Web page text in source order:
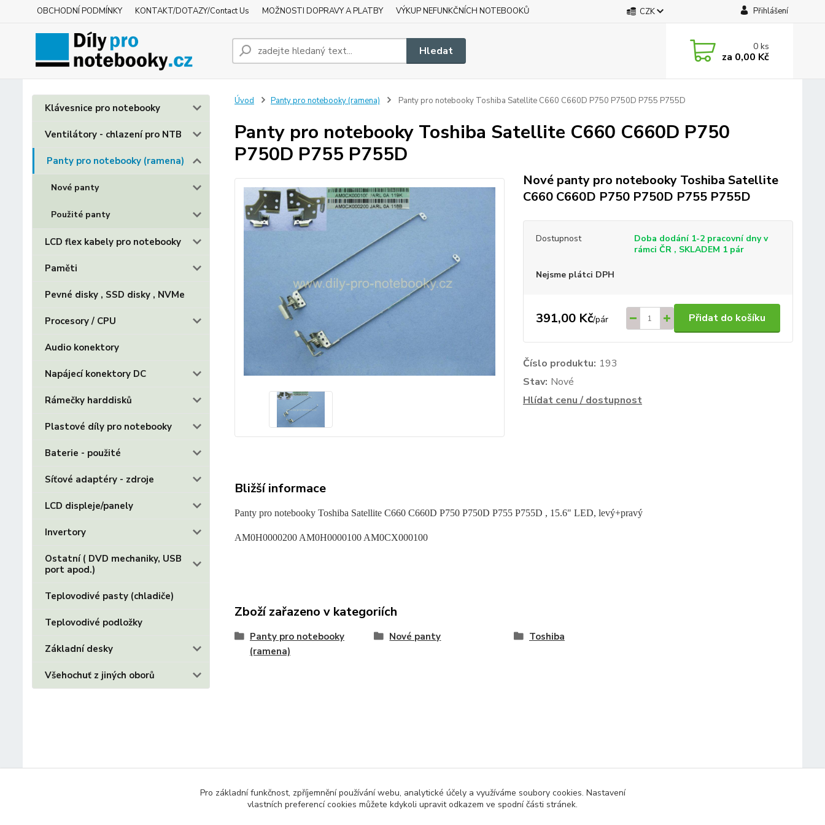
OBCHODNÍ PODMÍNKY KONTAKT/DOTAZY/Contact Us MOŽNOSTI DOPRAVY A PLATBY VÝKUP NEFUNKČNÍCH NOTEBOOKŮ CZK Přihlášení
Hledat 0ks
za 0,00 Kč
Klávesnice pro notebooky
Ventilátory - chlazení pro NTB
Panty pro notebooky (ramena)
Nové panty
Použité panty
LCD flex kabely pro notebooky
Paměti
Pevné disky , SSD disky , NVMe
Procesory / CPU
Audio konektory
Napájecí konektory DC
Rámečky harddisků
Plastové díly pro notebooky
Baterie - použité
Síťové adaptéry - zdroje
LCD displeje/panely
Invertory
Ostatní ( DVD mechaniky, USB
port apod.)
Teplovodivé pasty (chladiče)
Teplovodivé podložky
Základní desky
Všehochuť z jiných oborů
Úvod Panty pro notebooky (ramena) Panty pro notebooky Toshiba Satellite C660 C660D P750 P750D P755 P755D
Panty pro notebooky Toshiba Satellite C660 C660D P750
P750D P755 P755D
Nové panty pro notebooky Toshiba Satellite
C660 C660D P750 P750D P755 P755D
Dostupnost
Doba dodání 1-2 pracovní dny v
rámci ČR , SKLADEM 1 pár
Nejsme plátci DPH
391,00 Kč/pár Přidat do košíku
Číslo produktu: 193
Stav: Nové
Hlídat cenu / dostupnost
Bližší informace
Panty pro notebooky Toshiba Satellite C660 C660D P750 P750D P755 P755D , 15.6" LED, levý+pravý
AM0H0000200 AM0H0000100 AM0CX000100
Zboží zařazeno v kategoriích
Panty pro notebooky
(ramena)
Nové panty Toshiba
Pro základní funkčnost, zpříjemnění používání webu, analytické účely a využíváme soubory cookies. Nastavení
vlastních preferencí cookies můžete kdykoli upravit odkazem ve spodní části stránek.